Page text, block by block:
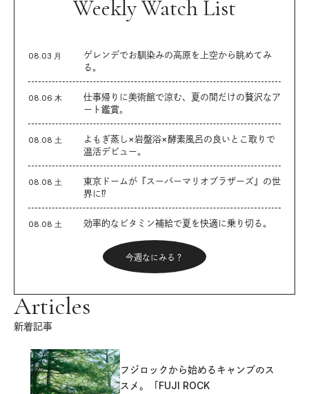
Weekly Watch List
08.03 月
ゲレンデでお馴染みの高原を上空から眺めてみ
る。
08.06 木
仕事帰りに美術館で涼む、夏の間だけの贅沢なア
ート鑑賞。
08.08 土
よもぎ蒸し×岩盤浴×酵素風呂の良いとこ取りで
温活デビュー。
08.08 土
東京ドームが『スーパーマリオブラザーズ』の世
界に⁉︎
08.08 土 効率的なビタミン補給で夏を快適に乗り切る。
今週なにみる？
Articles
新着記事
フジロックから始めるキャンプのス
スメ。「FUJI ROCK